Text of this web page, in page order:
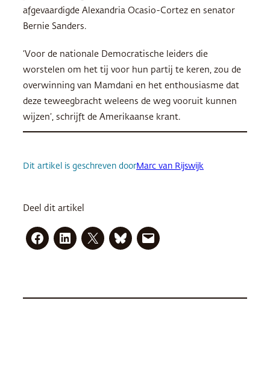
afgevaardigde Alexandria Ocasio-Cortez en senator
Bernie Sanders.
‘Voor de nationale Democratische leiders die
worstelen om het tij voor hun partij te keren, zou de
overwinning van Mamdani en het enthousiasme dat
deze teweegbracht weleens de weg vooruit kunnen
wijzen’, schrijft de Amerikaanse krant.
Dit artikel is geschreven doorMarc van Rijswijk
Deel dit artikel